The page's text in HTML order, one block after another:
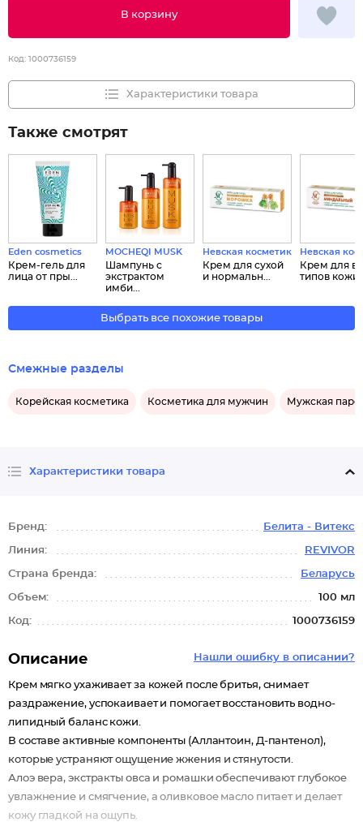
В корзину
Код: 1000736159
Характеристики товара
Также смотрят
Eden cosmetics
Крем-гель для
лица от пры...
MOCHEQI MUSK
Шампунь с
экстрактом
имби...
Невская косметика
Крем для сухой
и нормальн...
Невская
Крем для
типов кожи
Выбрать все похожие товары
Смежные разделы
Корейская косметика Косметика для мужчин Мужская
Характеристики товара
Бренд: Белита - Витекс
Линия: REVIVOR
Страна бренда: Беларусь
Объем: 100 мл
Код: 1000736159
Нашли ошибку в описании?
Описание
Крем мягко ухаживает за кожей после бритья, снимает
раздражение, успокаивает и помогает восстановить водно-
липидный баланс кожи.
В составе активные компоненты (Аллантоин, Д-пантенол),
которые устраняют ощущение жжения и стянутости.
Алоэ вера, экстракты овса и ромашки обеспечивают глубокое
увлажнение и смягчение, а оливковое масло питает и делает
кожу гладкой на ощупь.